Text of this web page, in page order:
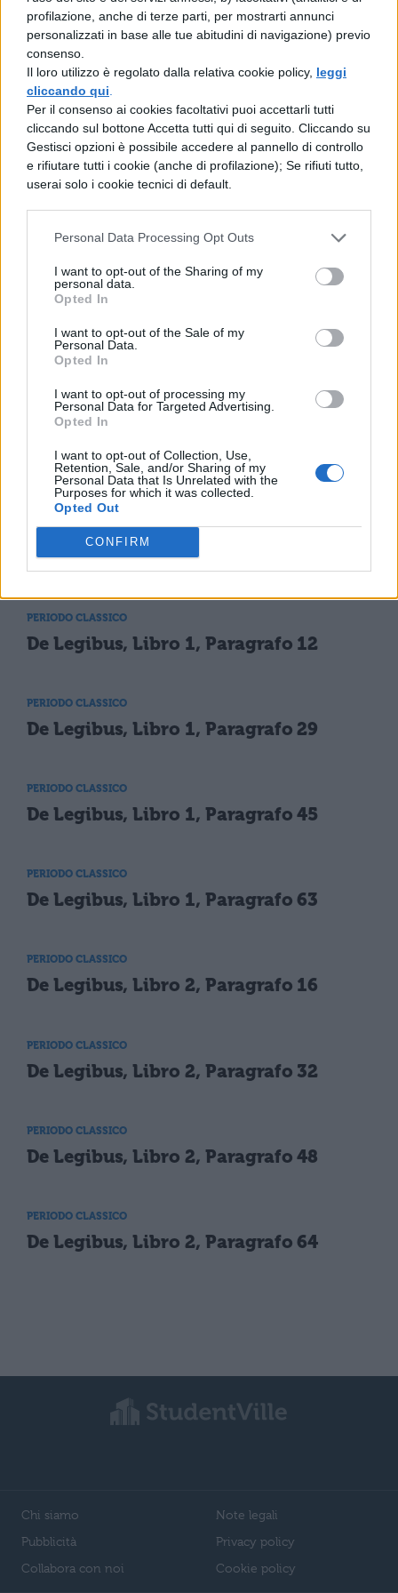
profilazione, anche di terze parti, per mostrarti annunci
personalizzati in base alle tue abitudini di navigazione) previo
consenso.
Il loro utilizzo è regolato dalla relativa cookie policy, leggi
cliccando qui
Per il consenso ai cookies facoltativi puoi accettarli tutti
cliccando sul bottone Accetta tutti qui di seguito. Cliccando su
Gestisci opzioni è possibile accedere al pannello di controllo
e rifiutare tutti i cookie (anche di profilazione); Se rifiuti tutto,
userai solo i cookie tecnici di default.
Personal Data Processing Opt Outs
I want to opt-out of the Sharing of my
personal data.
Opted In
I want to opt-out of the Sale of my
Personal Data.
Opted In
I want to opt-out of processing my
Personal Data for Targeted Advertising.
Opted In
I want to opt-out of Collection, Use,
Retention, Sale, and/or Sharing of my
Personal Data that Is Unrelated with the
Purposes for which it was collected.
Opted Out
CONFIRM
sono volontari. Per questo è meglio che si
dia conto ai censori e si espongano loro le
giustificazioni, e che tuttavia resti immune
da pregiudizi l'azione della legge,
dell'accusatore e dell'autorità giudiziaria.
Ma ormai abbiamo discusso abbastanza
dei magistrati, a meno che non vogliate
l'argomento stesso non te lo richiama in
Marco: - Io? Credo qualcosa sui processi,
magistrati.
PERIODO CLASSICO
De Legibus, Libro 1, Paragrafo 12
PERIODO CLASSICO
De Legibus, Libro 1, Paragrafo 29
PERIODO CLASSICO
De Legibus, Libro 1, Paragrafo 45
PERIODO CLASSICO
De Legibus, Libro 1, Paragrafo 63
PERIODO CLASSICO
De Legibus, Libro 2, Paragrafo 16
PERIODO CLASSICO
De Legibus, Libro 2, Paragrafo 32
PERIODO CLASSICO
De Legibus, Libro 2, Paragrafo 48
PERIODO CLASSICO
De Legibus, Libro 2, Paragrafo 64
Chi siamo
Pubblicità
Collabora con noi
Note legali
Privacy policy
Cookie policy